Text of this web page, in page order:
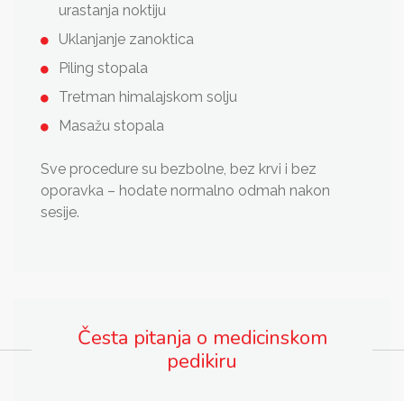
urastanja noktiju
Uklanjanje zanoktica
Piling stopala
Tretman himalajskom solju
Masažu stopala
Sve procedure su bezbolne, bez krvi i bez
oporavka – hodate normalno odmah nakon
sesije.
Česta pitanja o medicinskom
pedikiru